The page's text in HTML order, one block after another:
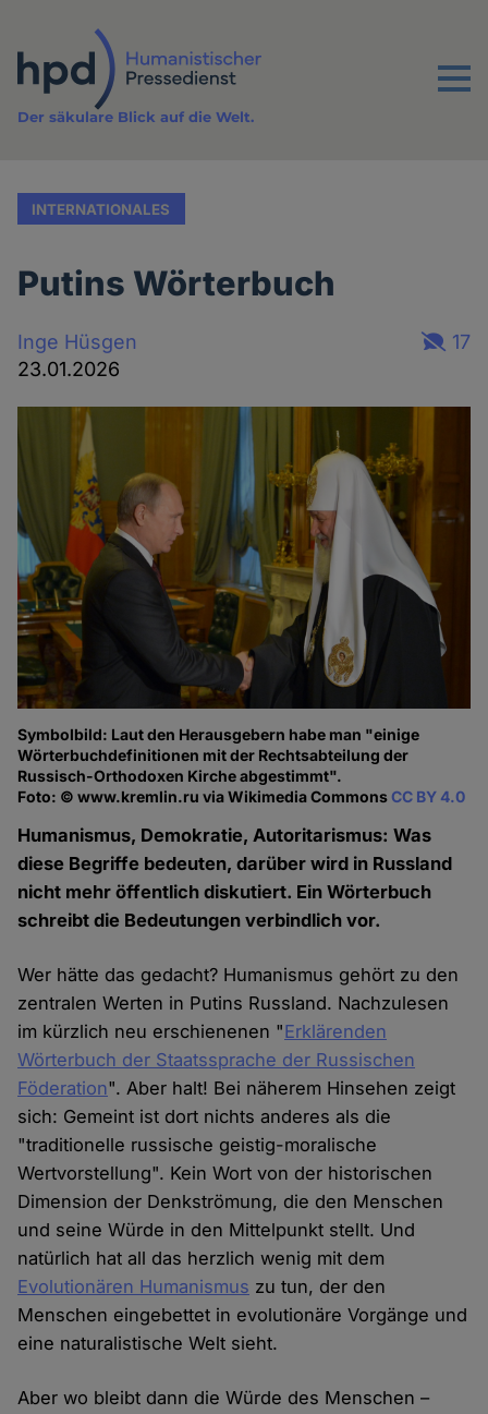
Inhalt
Menu
Der säkulare Blick auf die Welt.
INTERNATIONALES
Putins Wörterbuch
Inge Hüsgen
23.01.2026
17
Symbolbild: Laut den Herausgebern habe man "einige
Wörterbuchdefinitionen mit der Rechtsabteilung der
Russisch-Orthodoxen Kirche abgestimmt".
Foto: © www.kremlin.ru via Wikimedia CommonsCC BY 4.0
Humanismus, Demokratie, Autoritarismus: Was
diese Begriffe bedeuten, darüber wird in Russland
nicht mehr öffentlich diskutiert. Ein Wörterbuch
schreibt die Bedeutungen verbindlich vor.
Wer hätte das gedacht? Humanismus gehört zu den
zentralen Werten in Putins Russland. Nachzulesen
im kürzlich neu erschienenen "Erklärenden
Wörterbuch der Staatssprache der Russischen
Föderation". Aber halt! Bei näherem Hinsehen zeigt
sich: Gemeint ist dort nichts anderes als die
"traditionelle russische geistig-moralische
Wertvorstellung". Kein Wort von der historischen
Dimension der Denkströmung, die den Menschen
und seine Würde in den Mittelpunkt stellt. Und
natürlich hat all das herzlich wenig mit dem
Evolutionären Humanismus zu tun, der den
Menschen eingebettet in evolutionäre Vorgänge und
eine naturalistische Welt sieht.
Aber wo bleibt dann die Würde des Menschen –